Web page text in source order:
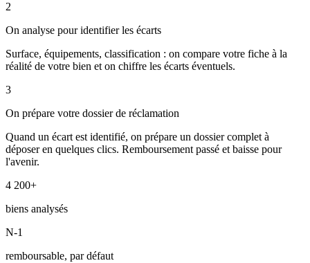
2
On analyse pour identifier les écarts
Surface, équipements, classification : on compare votre fiche à la
réalité de votre bien et on chiffre les écarts éventuels.
3
On prépare votre dossier de réclamation
Quand un écart est identifié, on prépare un dossier complet à
déposer en quelques clics. Remboursement passé et baisse pour
l'avenir.
4 200+
biens analysés
N-1
remboursable, par défaut